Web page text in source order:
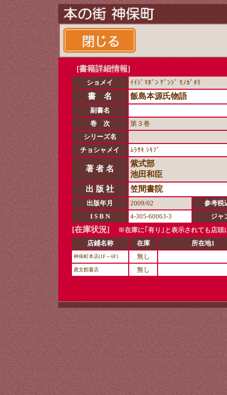
[書籍詳細情報]
ショメイ ｲｲｼﾞﾏﾎﾞﾝ ｹﾞﾝｼﾞ ﾓﾉｶﾞﾀﾘ
書 名 飯島本源氏物語
副書名
巻 次
第３巻
シリーズ名
チョシャメイ
ﾑﾗｻｷ ｼｷﾌﾞ
著 者 名
紫式部
池田和臣
出 版 社
笠間書院
出版年月 2009/02
参考税
I S B N
4-305-60063-3 ジャ
[在庫状況]
※在庫に｢有り｣と表示されても店頭
店鋪名称
在庫 所在地1
神保町本店(1F～6F) 無し
廣文館書店 無し